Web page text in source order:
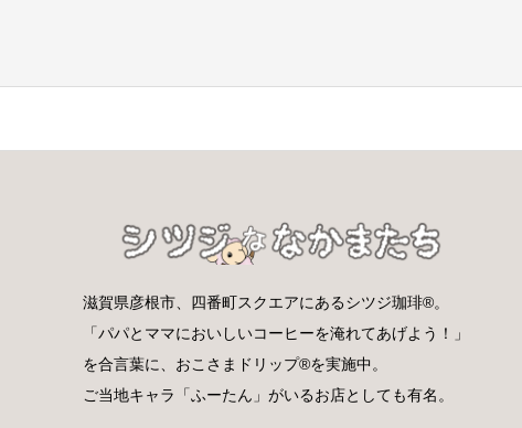
滋賀県彦根市、四番町スクエアにあるシツジ珈琲®。
「パパとママにおいしいコーヒーを淹れてあげよう！」
を合言葉に、おこさまドリップ®を実施中。
ご当地キャラ「ふーたん」がいるお店としても有名。